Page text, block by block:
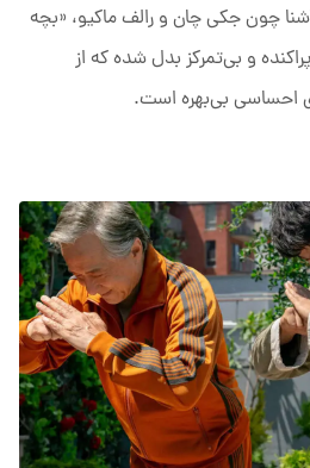
چون جکی چان و رالف ماکیو، «بچه
و بی‌تمرکز بدل شده که از
احساسی بی‌بهره است.